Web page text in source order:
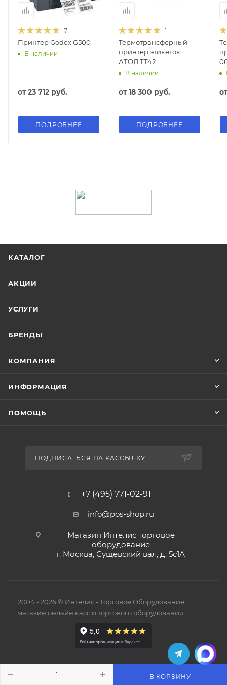
В КОРЗИНУ
7
Принтер Godex G500
В наличии
от23 712 руб.
ПОДРОБНЕЕ
1
Термотрансферный
принтер этикеток
АТОЛ ТТ42
В наличии
от18 300 руб.
ПОДРОБНЕЕ
КАТАЛОГ
АКЦИИ
УСЛУГИ
БРЕНДЫ
КОМПАНИЯ
ИНФОРМАЦИЯ
ПОМОЩЬ
ПОДПИСАТЬСЯ НА РАССЫЛКУ
+7 (495) 771-02-91
info@pos-shop.ru
Магазин Интелис торговое
оборудование
г. Москва, Сущевский вал, д. 5с1А'
2004 - 2026 © Интелис - Торговое Оборудование
магазин онлайн касс и торгового оборудования.